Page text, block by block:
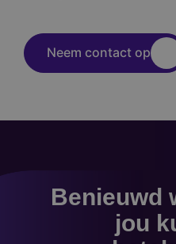
Neem contact op
Benieuwd
jou